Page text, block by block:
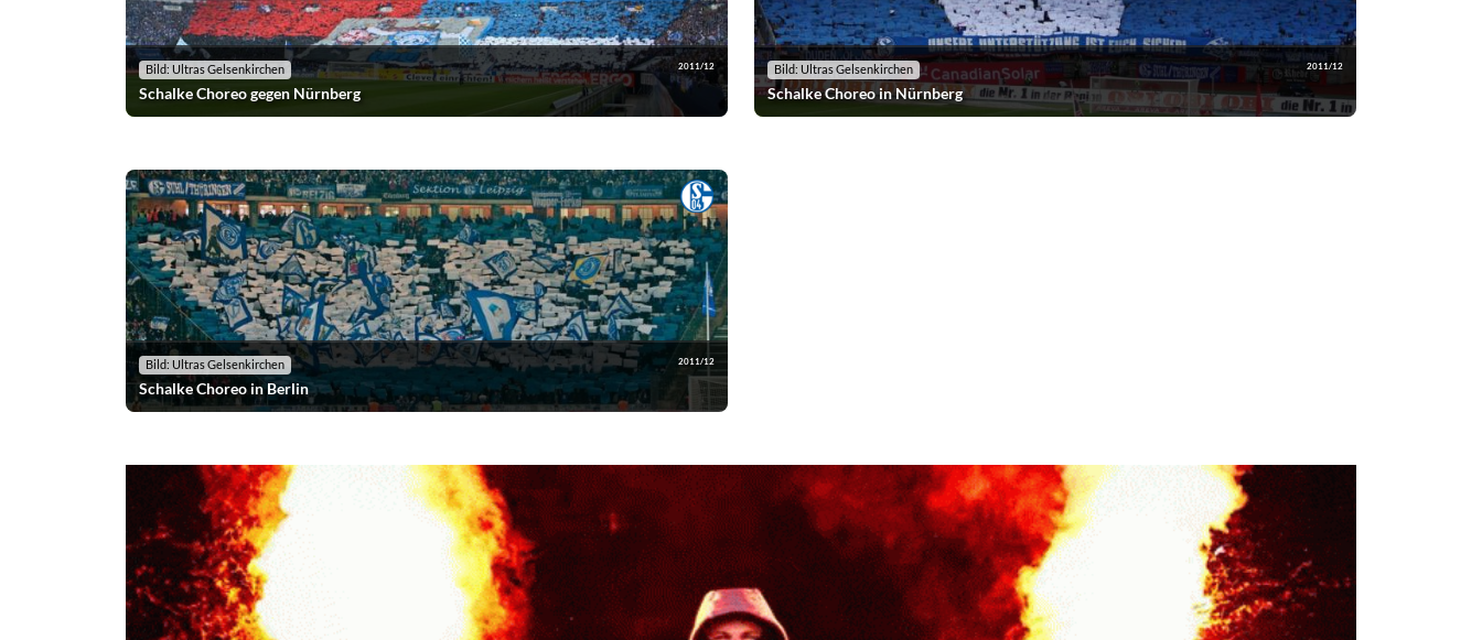
Bild: Ultras Gelsenkirchen 2011/12
Schalke Choreo gegen Nürnberg
Bild: Ultras Gelsenkirchen 2011/12
Schalke Choreo in Nürnberg
Bild: Ultras Gelsenkirchen 2011/12
Schalke Choreo in Berlin